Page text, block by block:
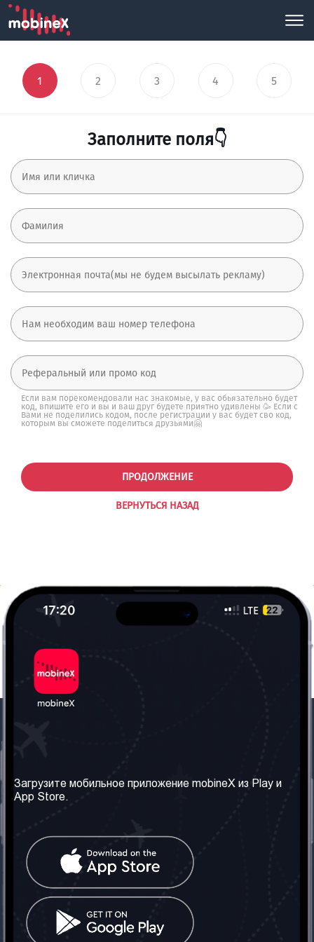
1 2 3 4 5
Заполните поля👇
Если вам порекомендовали нас знакомые, у вас обьязательно будет
код, впишите его и вы и ваш друг будете приятно удивлены 🥳 Если с
Вами не поделились кодом, после регистрации у вас будет сво код,
которым вы сможете поделиться друзьями🤗
ВЕРНУТЬСЯ НАЗАД
ПРОДОЛЖЕНИЕ
Наши сервисы
Правила и Условия
Часто задаваемые
вопросы
Контакт
Грузия: Тбилиси
Телефон: +442030340050
Социальные сети
Загрузите мобильное приложение mobineX из Play и
App Store.